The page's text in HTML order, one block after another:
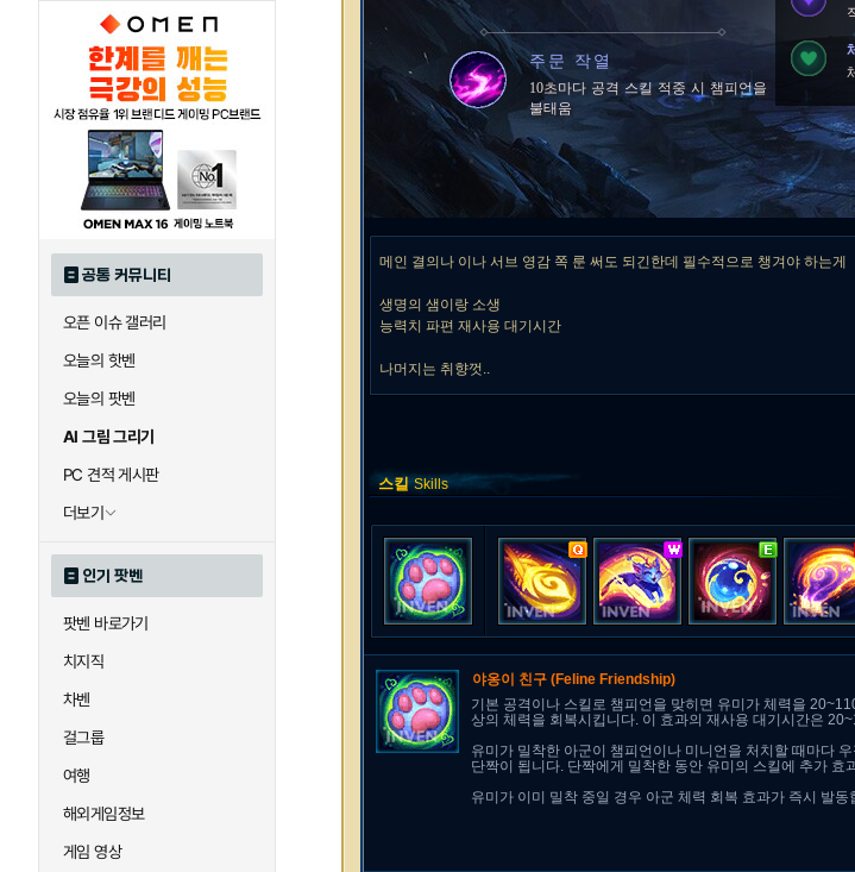
공통 커뮤니티
오픈 이슈 갤러리
오늘의 핫벤
오늘의 팟벤
AI 그림 그리기
PC 견적 게시판
더보기
인기 팟벤
팟벤 바로가기
치지직
차벤
걸그룹
여행
해외게임정보
게임 영상
주문 작열
10초마다 공격 스킬 적중 시 챔피언을
불태움
메인 결의나 이나 서브 영감 쪽 룬 써도 되긴한데 필수적으로 챙겨야 하는게
생명의 샘이랑 소생
능력치 파편 재사용 대기시간
나머지는 취향껏..
스킬Skills
야옹이 친구 (Feline Friendship)
기본 공격이나 스킬로 챔피언을 맞히면 유미가 체력을
상의 체력을 회복시킵니다. 이 효과의 재사용 대기시간은
유미가 밀착한 아군이 챔피언이나 미니언을 처치할 때마다
단짝이 됩니다. 단짝에게 밀착한 동안 유미의 스킬에 추가 효
유미가 이미 밀착 중일 경우 아군 체력 회복 효과가 즉시 발동